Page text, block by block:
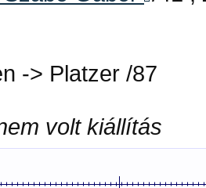
-> Platzer /87
volt kiállítás